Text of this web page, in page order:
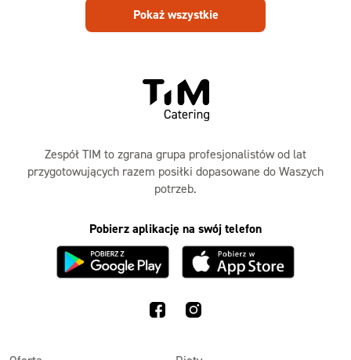
Pokaż wszystkie
Zespół TIM to zgrana grupa profesjonalistów od lat
przygotowujących razem posiłki dopasowane do Waszych
potrzeb.
Pobierz aplikację na swój telefon